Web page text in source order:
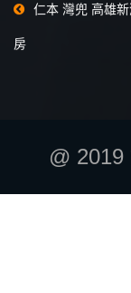
仁本 灣兜 高雄
房
@